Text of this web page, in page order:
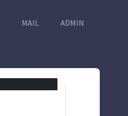
MAIL ADMIN